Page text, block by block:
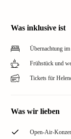
Was inklusive ist
Übernachtung
Frühstück und
Tickets für
Was wir lieben
Open-Air-